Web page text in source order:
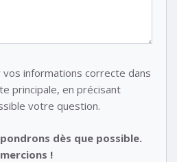
informations correcte dans
principale, en précisant
votre question.
dès que possible.
!